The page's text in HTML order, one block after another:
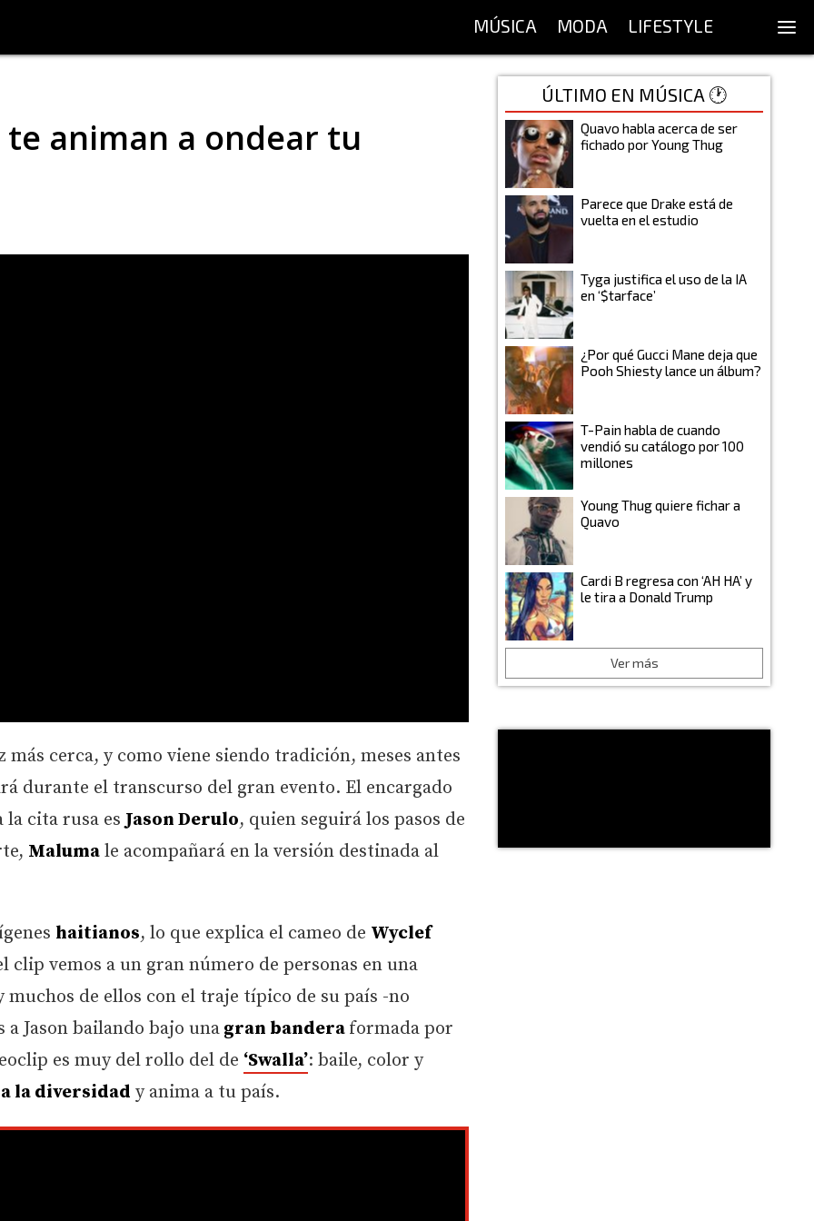
MÚSICA MODA LIFESTYLE
te animan a ondear tu
más cerca, y como viene siendo tradición, meses antes
durante el transcurso del gran evento. El encargado
la cita rusa esJason Derulo, quien seguirá los pasos de
Maluma le acompañará en la versión destinada al
haitianos, lo que explica el cameo de Wyclef
vemos a un gran número de personas en una
de ellos con el traje típico de su país -no
Jason bailando bajo una gran bandera formada por
es muy del rollo del de ‘Swalla’: baile, color y
la diversidad y anima a tu país.
ÚLTIMO EN MÚSICA 🕐
Quavo habla acerca de ser
fichado por Young Thug
Parece que Drake está de
vuelta en el estudio
Tyga justifica el uso de la IA
en ‘$tarface’
¿Por qué Gucci Mane deja que
Pooh Shiesty lance un álbum?
T-Pain habla de cuando
vendió su catálogo por 100
millones
Young Thug quiere fichar a
Quavo
Cardi B regresa con ‘AH HA’ y
le tira a Donald Trump
Ver más